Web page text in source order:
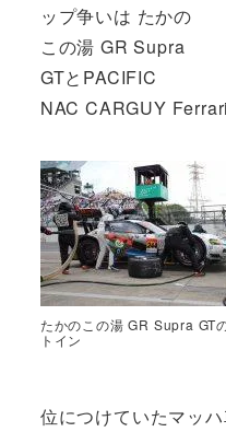
ップ争いは たかの
この湯 GR Supra
GTとPACIFIC
NAC CARGUY
たかのこの湯 GR Supra GT
トイン
位につけていたマッ